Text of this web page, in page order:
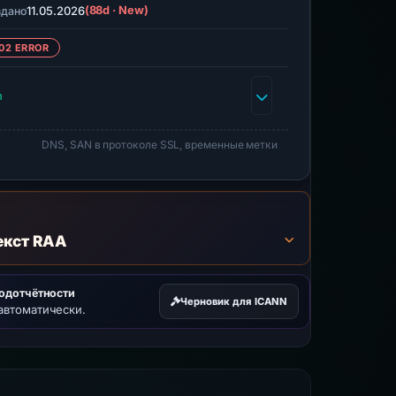
11.05.2026(88d · New)
ERROR
DNS, SAN в протоколе SSL, временные метки
RAA
Черновик для ICANN